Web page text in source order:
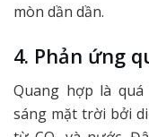
mòn dần dần.
4. Phản ứng
Quang hợp là
sáng mặt trời bởi